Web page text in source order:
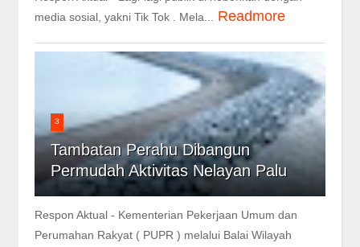
media sosial, yakni Tik Tok . Mela...
Readmore
3
Tambatan Perahu Dibangun
Permudah Aktivitas Nelayan Palu
Respon Aktual - Kementerian Pekerjaan Umum dan
Perumahan Rakyat ( PUPR ) melalui Balai Wilayah